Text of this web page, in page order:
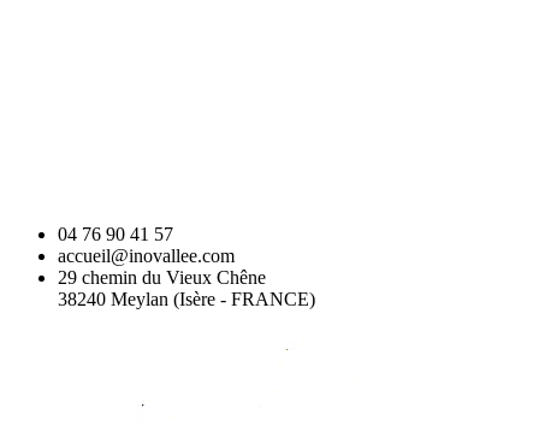
04 76 90 41 57
accueil@inovallee.com
29 chemin du Vieux Chêne
38240 Meylan (Isère - FRANCE)